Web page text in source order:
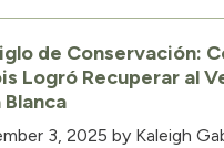
de Conservación:
Logró Recuperar al
Blanca
3, 2025 by Kaleigh